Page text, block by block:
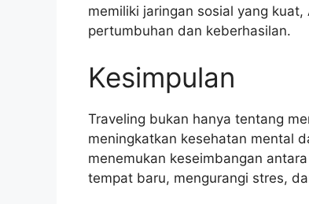
memiliki jaringan sosial yang
pertumbuhan dan keberhasilan.
Kesimpulan
Traveling bukan hanya tentang
meningkatkan kesehatan mental
menemukan keseimbangan
tempat baru, mengurangi stres,